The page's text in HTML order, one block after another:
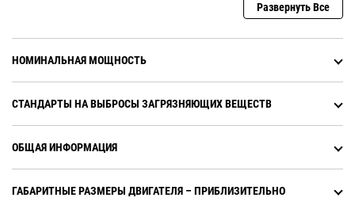
Развернуть Все
НОМИНАЛЬНАЯ МОЩНОСТЬ
СТАНДАРТЫ НА ВЫБРОСЫ ЗАГРЯЗНЯЮЩИХ ВЕЩЕСТВ
ОБЩАЯ ИНФОРМАЦИЯ
ГАБАРИТНЫЕ РАЗМЕРЫ ДВИГАТЕЛЯ – ПРИБЛИЗИТЕЛЬНО